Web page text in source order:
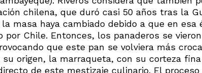
chilena, que duró casi 50 años tras la
masa haya cambiado debido a que en esa
Chile. Entonces, los panaderos se
que este pan se volviera más
su origen, la marraqueta, con su corteza
de este mestizaje culinario. El proceso